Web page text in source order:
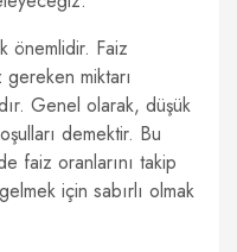
önemlidir. Faiz
miktarı
Genel olarak, düşük
demektir. Bu
faiz oranlarını takip
için sabırlı olmak